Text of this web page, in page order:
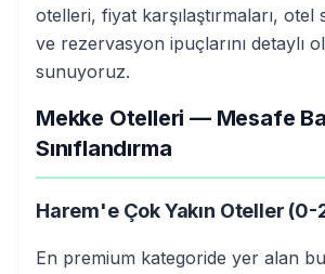
otelleri, fiyat karşılaştırmaları, otel
ve rezervasyon ipuçlarını detaylı
sunuyoruz.
Mekke Otelleri — Mesafe
Sınıflandırma
Harem'e Çok Yakın Oteller
En premium kategoride yer alan